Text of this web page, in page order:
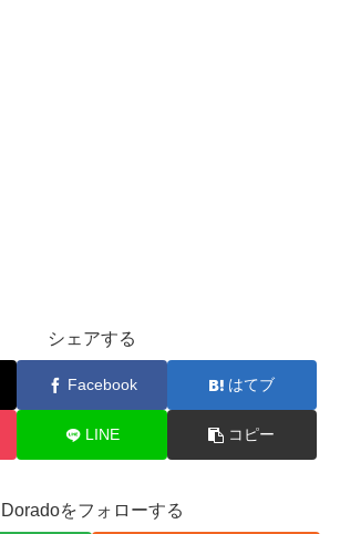
シェアする
Facebook はてブ
LINE コピー
Doradoをフォローする